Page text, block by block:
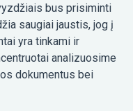
bus prisiminti
saugiai jaustis, jog į
yra tinkami ir
analizuosime
dokumentus bei